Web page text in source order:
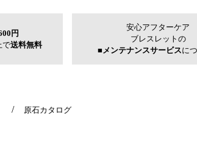
/ 原石カタログ